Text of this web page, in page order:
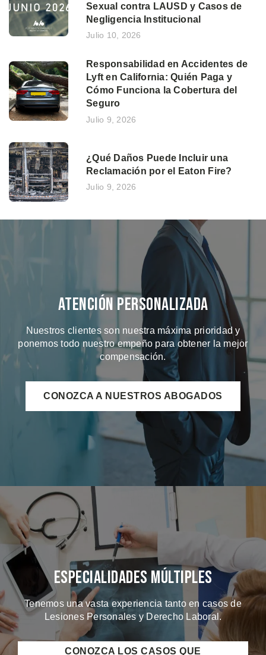
Sexual contra LAUSD y Casos de
Negligencia Institucional
Julio 10, 2026
Responsabilidad en Accidentes de
Lyft en California: Quién Paga y
Cómo Funciona la Cobertura del
Seguro
Julio 9, 2026
¿Qué Daños Puede Incluir una
Reclamación por el Eaton Fire?
Julio 9, 2026
Atención Personalizada
Nuestros clientes son nuestra máxima prioridad y
ponemos todo nuestro empeño para obtener la mejor
compensación.
CONOZCA A NUESTROS ABOGADOS
Especialidades Múltiples
Tenemos una vasta experiencia tanto en casos de
Lesiones Personales y Derecho Laboral.
CONOZCA LOS CASOS QUE